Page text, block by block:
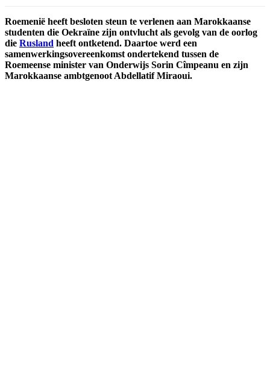
Roemenië heeft besloten steun te verlenen aan Marokkaanse
studenten die Oekraïne zijn ontvlucht als gevolg van de oorlog
die Rusland heeft ontketend. Daartoe werd een
samenwerkingsovereenkomst ondertekend tussen de
Roemeense minister van Onderwijs Sorin Cîmpeanu en zijn
Marokkaanse ambtgenoot Abdellatif Miraoui.